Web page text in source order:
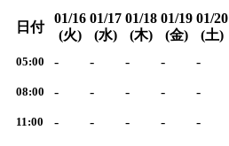
日付
01/16
(火)
01/17
(水)
01/18
(木)
01/19
(金)
01/20
(土)
05:00 - - - - -
08:00 - - - - -
11:00 - - - - -